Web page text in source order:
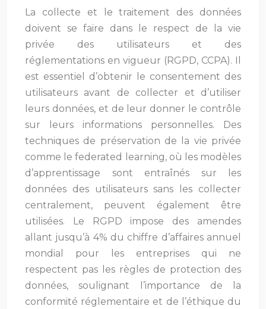
La collecte et le traitement des données
doivent se faire dans le respect de la vie
privée des utilisateurs et des
réglementations en vigueur (RGPD, CCPA). Il
est essentiel d’obtenir le consentement des
utilisateurs avant de collecter et d’utiliser
leurs données, et de leur donner le contrôle
sur leurs informations personnelles. Des
techniques de préservation de la vie privée
comme le federated learning, où les modèles
d’apprentissage sont entraînés sur les
données des utilisateurs sans les collecter
centralement, peuvent également être
utilisées. Le RGPD impose des amendes
allant jusqu’à 4% du chiffre d’affaires annuel
mondial pour les entreprises qui ne
respectent pas les règles de protection des
données, soulignant l’importance de la
conformité réglementaire et de l’éthique du